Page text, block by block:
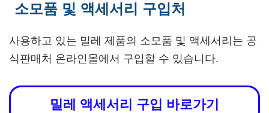
소모품 및 액세서리 구입처
사용하고 있는 밀레 제품의 소모품 및 액세서리는 공
식판매처 온라인몰에서 구입할 수 있습니다.
밀레 액세서리 구입 바로가기